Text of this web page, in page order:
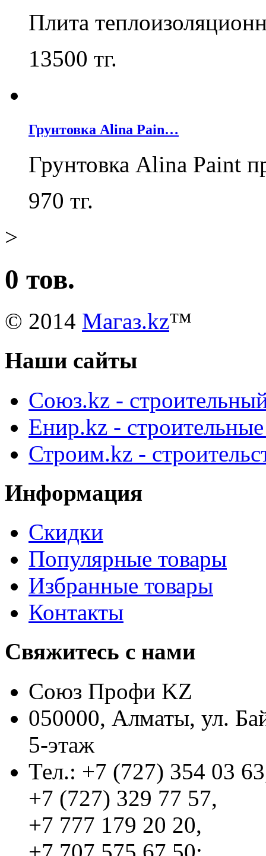
Плита
13500 тг.
Грунтовка Alina Pain…
Грунтовка Alina Paint
970 тг.
>
0 тов.
© 2014 Магаз.kz™
Наши сайты
Союз.kz -
Енир.kz -
Строим.kz -
Информация
Скидки
Популярные товары
Избранные товары
Контакты
Свяжитесь с нами
Союз Профи KZ
050000, Алматы, ул.
5-этаж
Тел.: +7 (727) 354 03
+7 (727) 329 77 57,
+7 777 179 20 20,